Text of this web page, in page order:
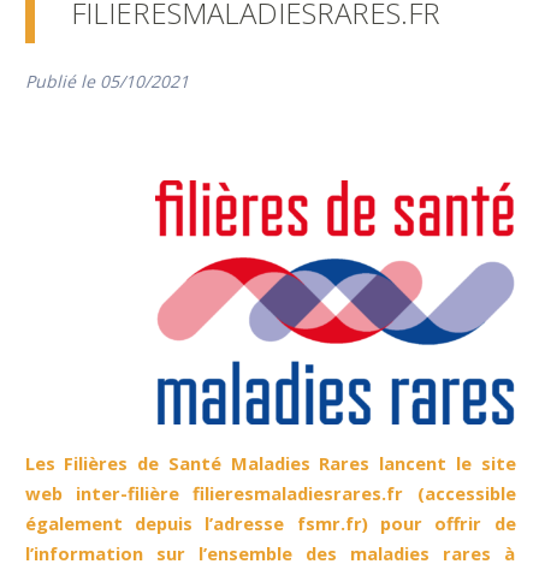
FILIERESMALADIESRARES.FR
Publié le 05/10/2021
Les Filières de Santé Maladies Rares lancent le site
web inter-filière filieresmaladiesrares.fr (accessible
également depuis l’adresse fsmr.fr) pour offrir de
l’information sur l’ensemble des maladies rares à